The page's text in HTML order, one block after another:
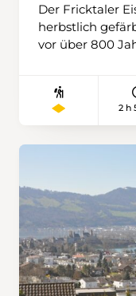
Der Fricktaler
herbstlich
vor über 800
einen
das Dorf
bequem zurück
2 h